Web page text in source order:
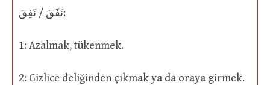
نَفَقَ / نَفِقَ:
1: Azalmak, tükenmek.
2: Gizlice deliğinden çıkmak ya da oraya girmek.